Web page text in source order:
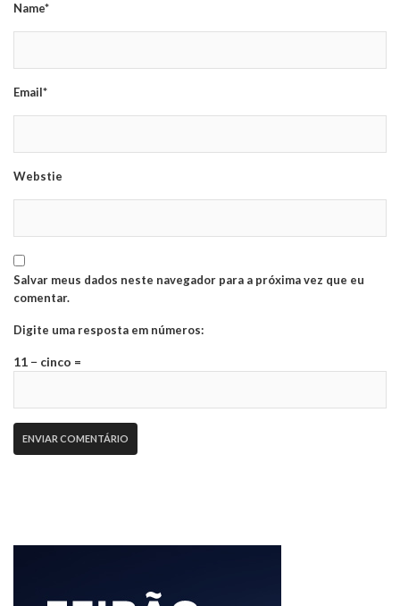
Name*
Email*
Webstie
Salvar meus dados neste navegador para a próxima vez que eu
comentar.
Digite uma resposta em números:
11 − cinco =